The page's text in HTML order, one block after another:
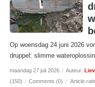
Op woensdag 24 juni 2026
druppel: slimme
maandag 27 juli 2026 / Auteur:
(150) / Comments (0) / Article